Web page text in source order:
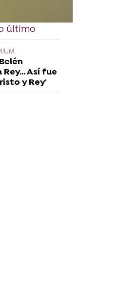
último
Así fue
y Rey'